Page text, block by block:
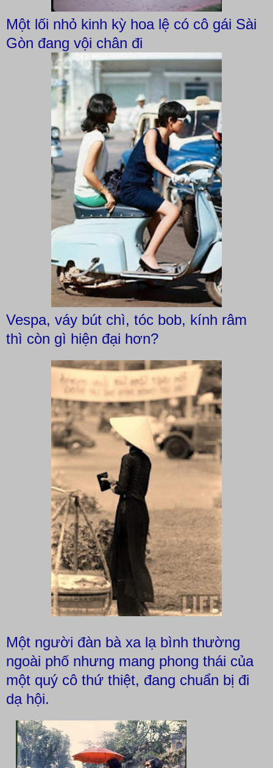
Một lối nhỏ kinh kỳ hoa lệ có cô gái Sài
Gòn đang vội chân đi
Vespa, váy bút chì, tóc bob, kính râm
thì còn gì hiện đại hơn?
Một người đàn bà xa lạ bình thường
ngoài phố nhưng mang phong thái của
một quý cô thứ thiệt, đang chuẩn bị đi
dạ hội.